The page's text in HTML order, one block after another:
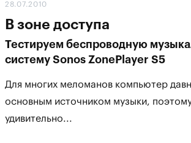
28.07.2010
В зоне доступа
Тестируем беспроводную
систему Sonos ZonePlayer S5
Для многих меломанов компьютер
основным источником музыки,
удивительно...